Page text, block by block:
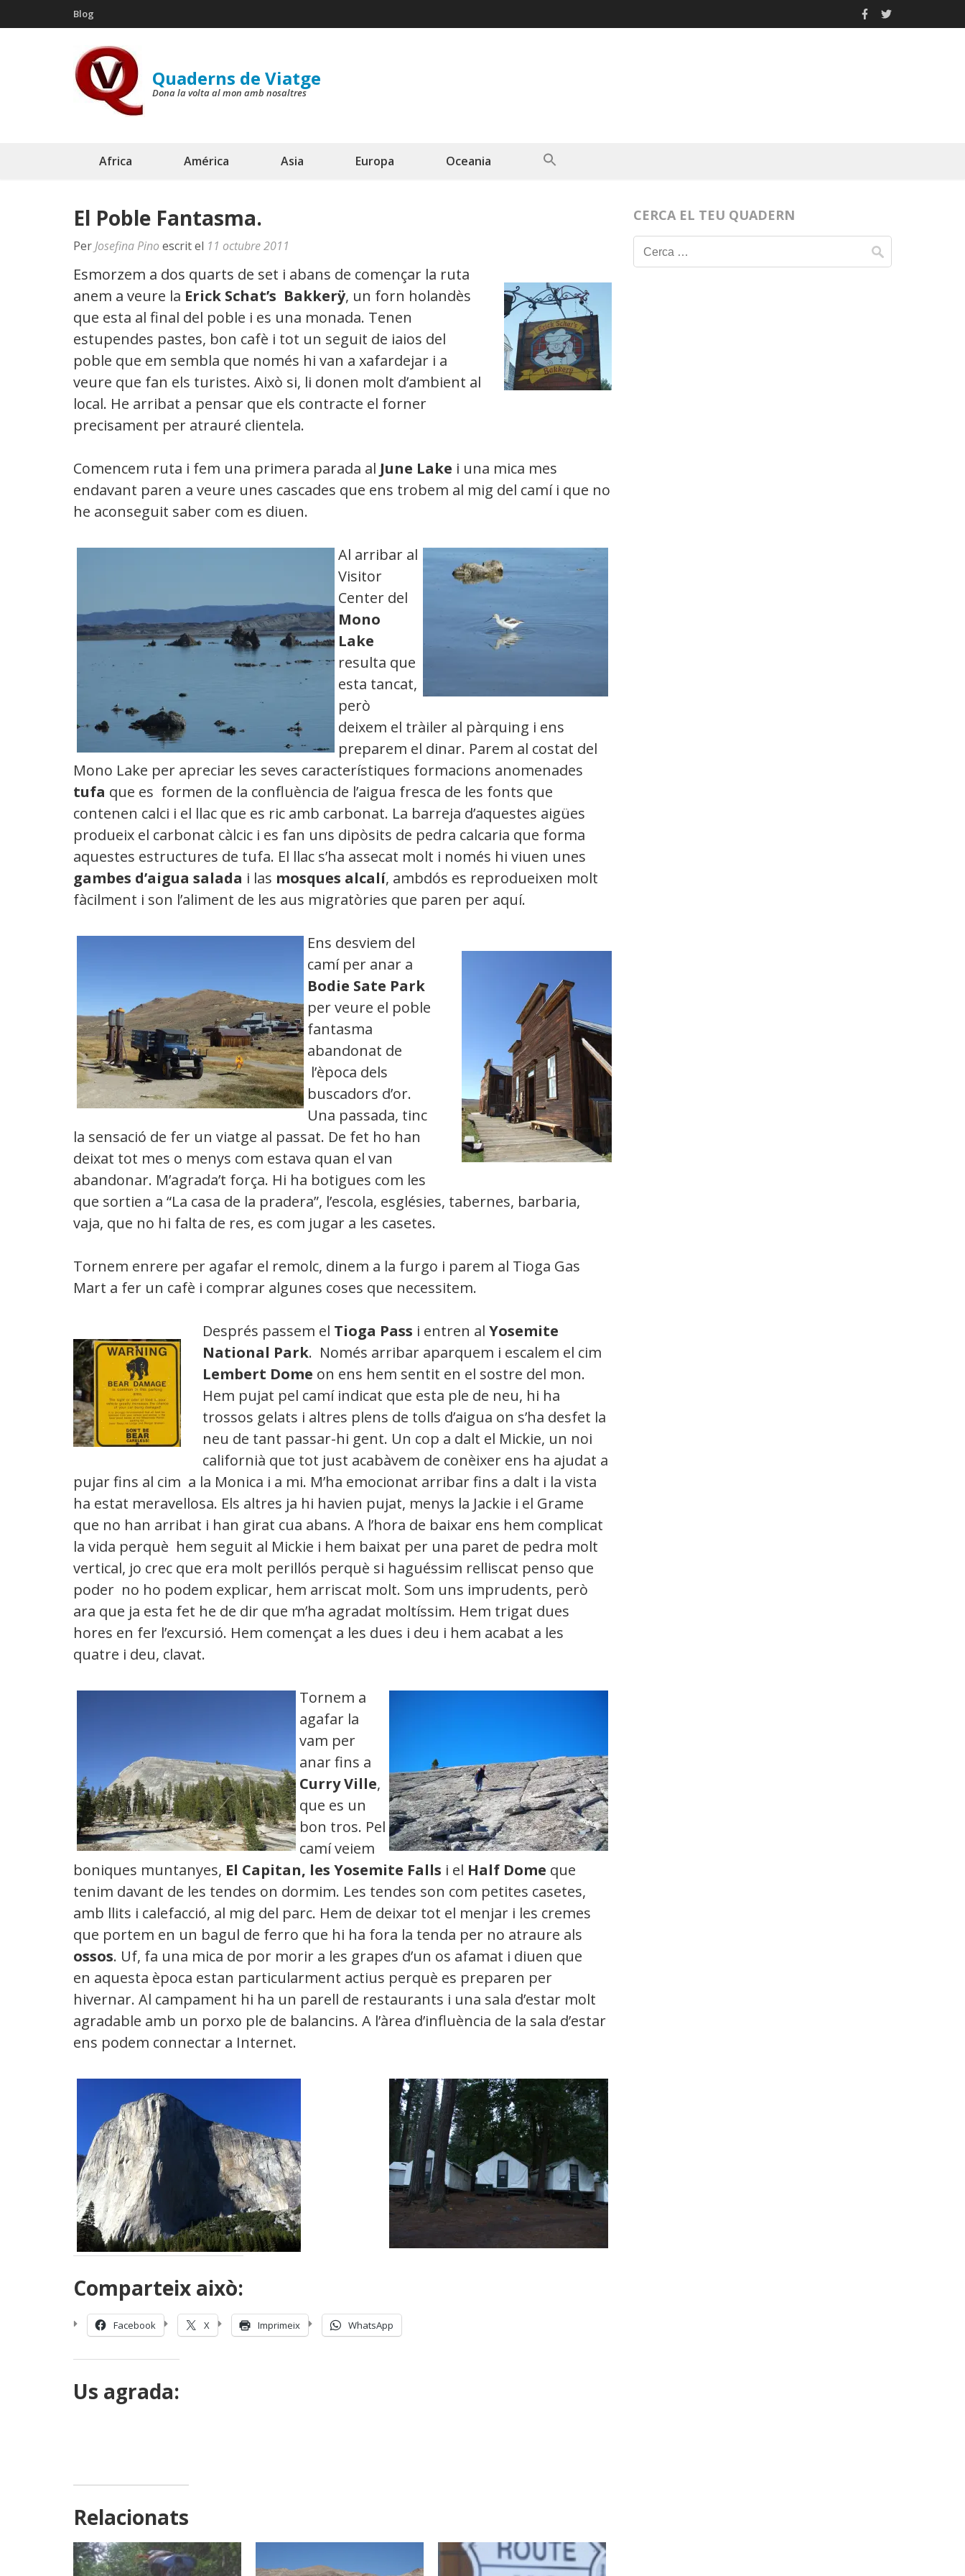
to
Blog
Quaderns de Viatge
Dona la volta al mon amb nosaltres
Africa América Asia Europa Oceania
El Poble Fantasma.
Per Josefina Pino escrit el 11 octubre 2011
Esmorzem a dos quarts de set i abans de començar la ruta
anem a veure la Erick Schat’s Bakkerÿ, un forn holandès
que esta al final del poble i es una monada. Tenen
estupendes pastes, bon cafè i tot un seguit de iaios del
poble que em sembla que només hi van a xafardejar i a
veure que fan els turistes. Això si, li donen molt d’ambient al
local. He arribat a pensar que els contracte el forner
precisament per atrauré clientela.
Comencem ruta i fem una primera parada al June Lake i una mica mes
endavant paren a veure unes cascades que ens trobem al mig del camí i que no
he aconseguit saber com es diuen.
Al arribar al
Visitor
Center del
Mono
Lake
resulta que
esta tancat,
però
deixem el tràiler al pàrquing i ens
preparem el dinar. Parem al costat del
Mono Lake per apreciar les seves característiques formacions anomenades
tufa que es formen de la confluència de l’aigua fresca de les fonts que
contenen calci i el llac que es ric amb carbonat. La barreja d’aquestes aigües
produeix el carbonat càlcic i es fan uns dipòsits de pedra calcaria que forma
aquestes estructures de tufa. El llac s’ha assecat molt i només hi viuen unes
gambes d’aigua salada i las mosques alcalí, ambdós es reprodueixen molt
fàcilment i son l’aliment de les aus migratòries que paren per aquí.
Ens desviem del
camí per anar a
Bodie Sate Park
per veure el poble
fantasma
abandonat de
l’època dels
buscadors d’or.
Una passada, tinc
la sensació de fer un viatge al passat. De fet ho han
deixat tot mes o menys com estava quan el van
abandonar. M’agrada’t força. Hi ha botigues com les
que sortien a “La casa de la pradera”, l’escola, esglésies, tabernes, barbaria,
vaja, que no hi falta de res, es com jugar a les casetes.
Tornem enrere per agafar el remolc, dinem a la furgo i parem al Tioga Gas
Mart a fer un cafè i comprar algunes coses que necessitem.
Després passem el Tioga Pass i entren al Yosemite
National Park. Només arribar aparquem i escalem el cim
Lembert Dome on ens hem sentit en el sostre del mon.
Hem pujat pel camí indicat que esta ple de neu, hi ha
trossos gelats i altres plens de tolls d’aigua on s’ha desfet la
neu de tant passar-hi gent. Un cop a dalt el Mickie, un noi
californià que tot just acabàvem de conèixer ens ha ajudat a
pujar fins al cim a la Monica i a mi. M’ha emocionat arribar fins a dalt i la vista
ha estat meravellosa. Els altres ja hi havien pujat, menys la Jackie i el Grame
que no han arribat i han girat cua abans. A l’hora de baixar ens hem complicat
la vida perquè hem seguit al Mickie i hem baixat per una paret de pedra molt
vertical, jo crec que era molt perillós perquè si haguéssim relliscat penso que
poder no ho podem explicar, hem arriscat molt. Som uns imprudents, però
ara que ja esta fet he de dir que m’ha agradat moltíssim. Hem trigat dues
hores en fer l’excursió. Hem començat a les dues i deu i hem acabat a les
quatre i deu, clavat.
Tornem a
agafar la
vam per
anar fins a
Curry Ville,
que es un
bon tros. Pel
camí veiem
boniques muntanyes, El Capitan, les Yosemite Falls i el Half Dome que
tenim davant de les tendes on dormim. Les tendes son com petites casetes,
amb llits i calefacció, al mig del parc. Hem de deixar tot el menjar i les cremes
que portem en un bagul de ferro que hi ha fora la tenda per no atraure als
ossos. Uf, fa una mica de por morir a les grapes d’un os afamat i diuen que
en aquesta època estan particularment actius perquè es preparen per
hivernar. Al campament hi ha un parell de restaurants i una sala d’estar molt
agradable amb un porxo ple de balancins. A l’àrea d’influència de la sala d’estar
ens podem connectar a Internet.
Comparteix això:
Facebook X Imprimeix WhatsApp
Us agrada:
Relacionats
CERCA EL TEU QUADERN
Cerca: